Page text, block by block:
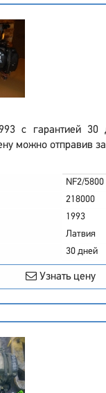
с гарантией
можно отправив
NF2/5800
218000
1993
Латвия
30 дней
Узнать цену